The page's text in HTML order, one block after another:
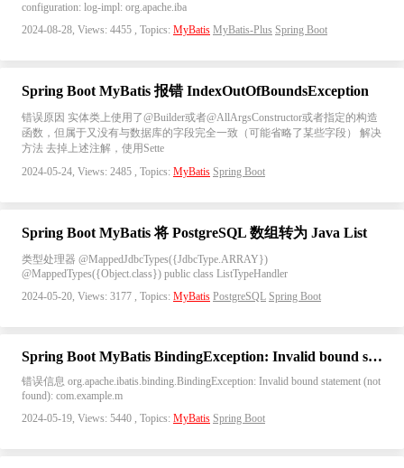
configuration: log-impl: org.apache.iba
2024-08-28, Views: 4455 , Topics: MyBatis MyBatis-Plus Spring Boot
Spring Boot MyBatis 报错 IndexOutOfBoundsException
错误原因 实体类上使用了@Builder或者@AllArgsConstructor或者指定的构造
函数，但属于又没有与数据库的字段完全一致（可能省略了某些字段） 解决
方法 去掉上述注解，使用Sette
2024-05-24, Views: 2485 , Topics: MyBatis Spring Boot
Spring Boot MyBatis 将 PostgreSQL 数组转为 Java List
类型处理器 @MappedJdbcTypes({JdbcType.ARRAY})
@MappedTypes({Object.class}) public class ListTypeHandler
2024-05-20, Views: 3177 , Topics: MyBatis PostgreSQL Spring Boot
Spring Boot MyBatis BindingException: Invalid bound statement (not found)
错误信息 org.apache.ibatis.binding.BindingException: Invalid bound statement (not
found): com.example.m
2024-05-19, Views: 5440 , Topics: MyBatis Spring Boot